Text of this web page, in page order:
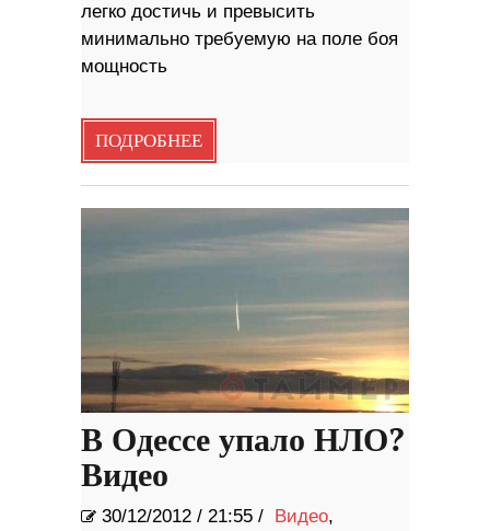
легко достичь и превысить
минимально требуемую на поле боя
мощность
ПОДРОБНЕЕ
В Одессе упало НЛО?
Видео
30/12/2012 / 21:55 / Видео,